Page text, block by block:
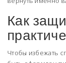
Как
Чтобы избежать